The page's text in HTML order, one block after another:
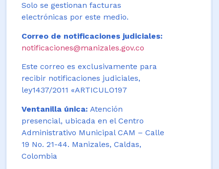
Solo se gestionan facturas
electrónicas por este medio.
Correo de notificaciones judiciales:
notificaciones@manizales.gov.co
Este correo es exclusivamente para
recibir notificaciones judiciales,
ley1437/2011 «ARTICULO197
Ventanilla única: Atención
presencial, ubicada en el Centro
Administrativo Municipal CAM – Calle
19 No. 21-44. Manizales, Caldas,
Colombia